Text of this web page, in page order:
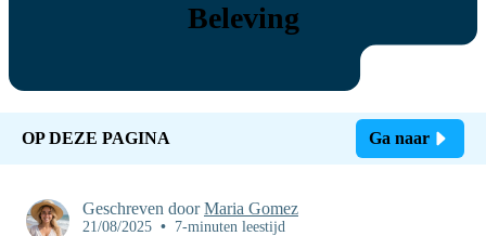
Beleving
OP DEZE PAGINA Ga naar
Geschreven doorMaria Gomez
21/08/2025 • 7-minuten leestijd